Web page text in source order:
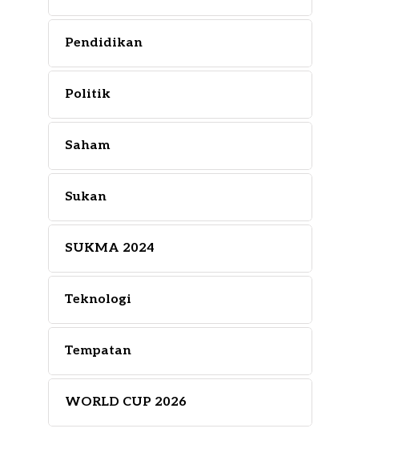
Pendidikan
Politik
Saham
Sukan
SUKMA 2024
Teknologi
Tempatan
WORLD CUP 2026